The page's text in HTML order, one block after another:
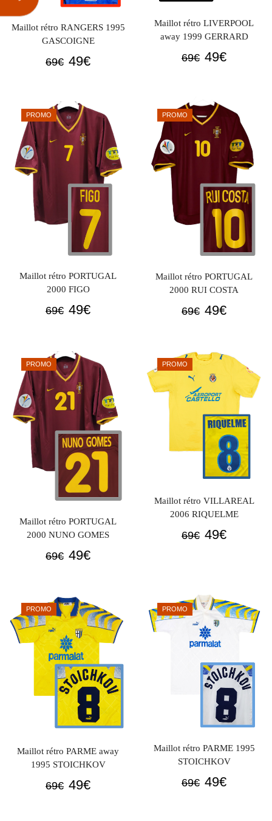
Maillot rétro RANGERS 1995
GASCOIGNE
69€ Le
était :
69€.
49€Le
est :
49€.
Maillot rétro LIVERPOOL
away 1999 GERRARD
69€ Le
était :
69€.
49€Le
49€.
PROMO
Maillot rétro PORTUGAL
2000 FIGO
69€ Le
était :
69€.
49€Le
49€.
PROMO
Maillot rétro PORTUGAL
2000 RUI COSTA
69€ Le
était :
69€.
49€Le
est :
49€.
PROMO
Maillot rétro PORTUGAL
2000 NUNO GOMES
69€ Le
était :
69€.
49€Le
est :
49€.
PROMO
Maillot rétro VILLAREAL
2006 RIQUELME
69€ Le
69€.
49€Le
49€.
PROMO
Maillot rétro PARME away
1995 STOICHKOV
69€ Le
49€Le
PROMO
Maillot rétro PARME 1995
STOICHKOV
69€ Le
49€Le